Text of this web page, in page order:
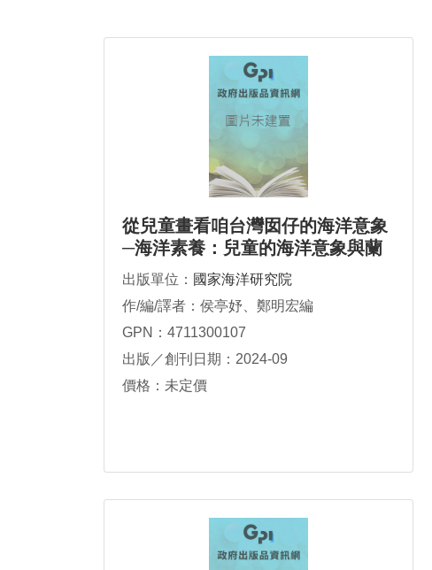
從兒童畫看咱台灣囡仔的海洋意象
─海洋素養：兒童的海洋意象與蘭
嶼海洋學的建構國內學術研討會論
文集
出版單位： 國家海洋研究院
作/編/譯者：侯亭妤、鄭明宏編
GPN：4711300107
出版／創刊日期：2024-09
價格：未定價